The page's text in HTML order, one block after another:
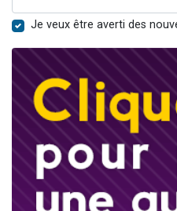
Je veux être averti des